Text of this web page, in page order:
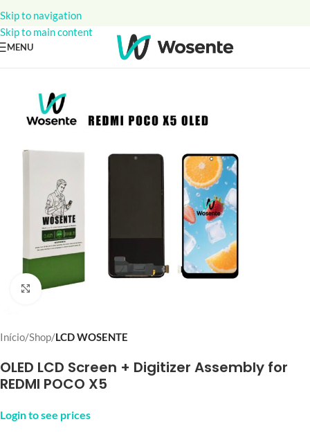
Skip to navigation
Skip to main content
MENU
Click to enlarge
Início Shop LCD WOSENTE
OLED LCD Screen + Digitizer Assembly for
REDMI POCO X5
Login to see prices